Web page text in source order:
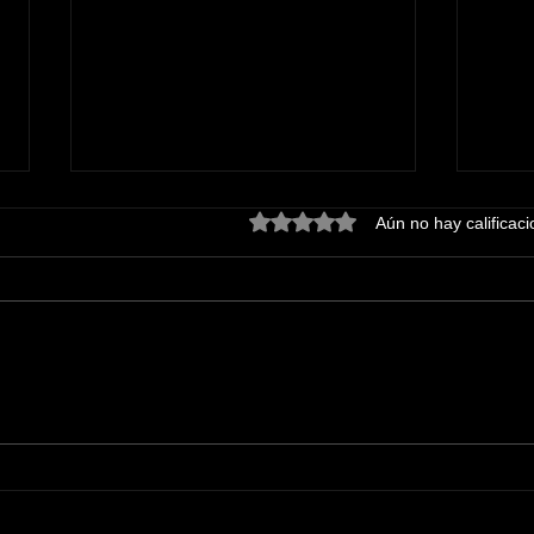
Obtuvo 0 de 5 estrellas.
Aún no hay